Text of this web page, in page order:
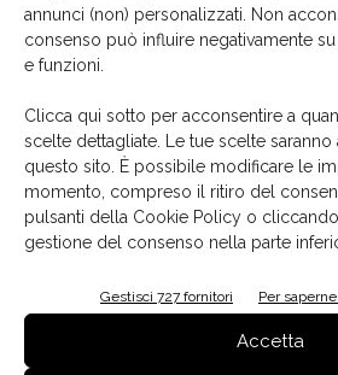
annunci (non) personalizzati. Non
consenso può influire negativamente
e funzioni.
Clicca qui sotto per acconsentire a
scelte dettagliate. Le tue scelte
questo sito. È possibile modificare le
momento, compreso il ritiro del
pulsanti della Cookie Policy o
gestione del consenso nella parte
Gestisci 727 fornitori Per
Accetta
La biblioteca dei brand